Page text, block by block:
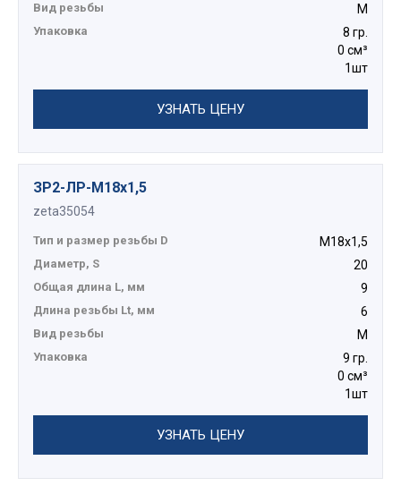
Вид резьбы М
Упаковка
8 гр.
0 см³
1шт
УЗНАТЬ ЦЕНУ
ЗР2-ЛР-М18х1,5
zeta35054
Тип и размер резьбы D М18х1,5
Диаметр, S 20
Общая длина L, мм 9
Длина резьбы Lt, мм 6
Вид резьбы М
Упаковка
9 гр.
0 см³
1шт
УЗНАТЬ ЦЕНУ